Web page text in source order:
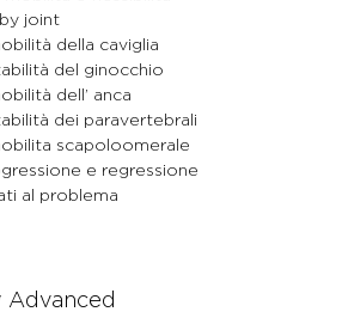
joint
della caviglia
del ginocchio
dell’ anca
dei paravertebrali
scapoloomerale
e regressione
al problema
Advanced